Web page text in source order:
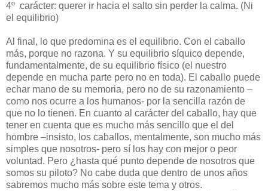
4º carácter: querer ir hacia el salto sin perder la calma. (Ni
el equilibrio)
Al final, lo que predomina es el equilibrio. Con el caballo
más, porque no razona. Y su equilibrio síquico depende,
fundamentalmente, de su equilibrio físico (el nuestro
depende en mucha parte pero no en toda). El caballo puede
echar mano de su memoria, pero no de su razonamiento –
como nos ocurre a los humanos- por la sencilla razón de
que no lo tienen. En cuanto al carácter del caballo, hay que
tener en cuenta que es mucho más sencillo que el del
hombre –insisto, los caballos, mentalmente, son mucho más
simples que nosotros- pero sí los hay con mejor o peor
voluntad. Pero ¿hasta qué punto depende de nosotros que
somos su piloto? No cabe duda que dentro de unos años
sabremos mucho más sobre este tema y otros.